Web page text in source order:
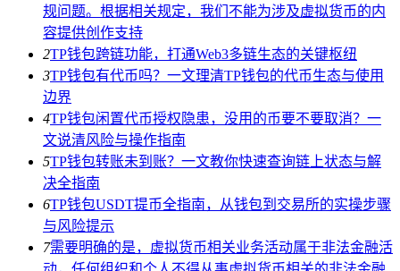
规问题。根据相关规定，我们不能为涉及虚拟货币的内
容提供创作支持
2TP钱包跨链功能，打通Web3多链生态的关键枢纽
3TP钱包有代币吗？一文理清TP钱包的代币生态与使用
边界
4TP钱包闲置代币授权隐患，没用的币要不要取消？一
文说清风险与操作指南
5TP钱包转账未到账？一文教你快速查询链上状态与解
决全指南
6TP钱包USDT提币全指南，从钱包到交易所的实操步骤
与风险提示
7需要明确的是，虚拟货币相关业务活动属于非法金融活